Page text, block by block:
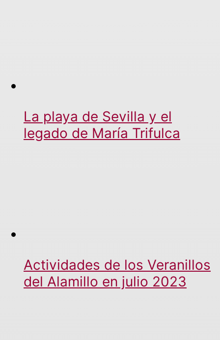
La playa de Sevilla y el
legado de María Trifulca
Actividades de los Veranillos
del Alamillo en julio 2023